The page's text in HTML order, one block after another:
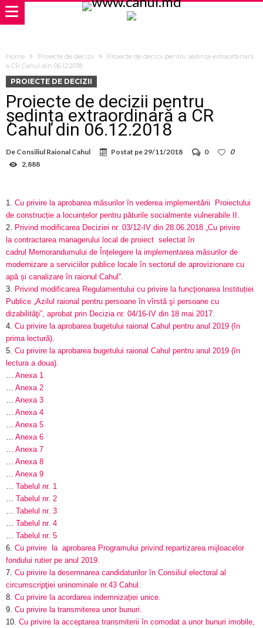
Home Proiecte de decizii
Proiecte de decizii pentru ședința extraordinară
a CR Cahul din 06.12.2018
PROIECTE DE DECIZII
Proiecte de decizii pentru
ședința extraordinară a CR
Cahul din 06.12.2018
De Consiliul Raional Cahul Postat pe29/11/2018 0
0
2,888
1. Cu privire la aprobarea măsurilor în vederea implementării Proiectului
de construcție a locuințelor pentru păturile socialmente vulnerabile II.
2. Privind modificarea Deciziei nr. 03/12-IV din 28.06.2018 „Cu privire
la contractarea managerului local de proiect selectat în
cadrul Memorandumului de Înțelegere la implementarea măsurilor de
modernizare a serviciilor publice locale în sectorul de aprovizionare cu
apă și canalizare în raionul Cahul”.
3. Privind modificarea Regulamentului cu privire la funcţionarea Instituției
Publice „Azilul raional pentru persoane în vîrstă şi persoane cu
dizabilităţi”, aprobat prin Decizia nr. 04/16-IV din 18 mai 2017.
4. Cu privire la aprobarea bugetului raional Cahul pentru anul 2019 (în
prima lectură).
5. Cu privire la aprobarea bugetului raional Cahul pentru anul 2019 (în
lectura a doua).
… Anexa 1
… Anexa 2
… Anexa 3
… Anexa 4
… Anexa 5
… Anexa 6
… Anexa 7
… Anexa 8
… Anexa 9
… Tabelul nr. 1
… Tabelul nr. 2
… Tabelul nr. 3
… Tabelul nr. 4
… Tabelul nr. 5
6. Cu privire la aprobarea Programului privind repartizarea mijloacelor
fondului rutier pe anul 2019.
7. Cu privire la desemnarea candidaturilor în Consiliul electoral al
circumscripţiei uninominale nr.43 Cahul.
8. Cu privire la acordarea indemnizației unice.
9. Cu privire la transmiterea unor bunuri.
10. Cu privire la acceptarea transmiterii în comodat a unor bunuri imobile,